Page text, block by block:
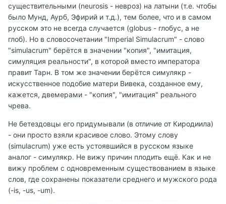
существительными (neurosis - невроз) на латыни (т.е. чтобы
было Мунд, Аурб, Эфирий и т.д.), тем более, что и в самом
русском это не всегда случается (globus - глобус, а не
глоб). Но в словосочетании "Imperial Simulacrum" - слово
"simulacrum" берётся в значении "копия", "имитация,
симуляция реальности", в которой вместо императора
правит Тарн. В том же значении берётся симулякр -
искусственное подобие матери Вивека, созданное ему,
кажется, двемерами - "копия", "имитация" реального
чрева.
Не бетездовцы его придумывали (в отличие от Киродиила)
- они просто взяли красивое слово. Этому слову
(simulacrum) уже есть устоявшийся в русском языке
аналог - симулякр. Не вижу причин плодить ещё. Как и не
вижу проблем с одновременным существованием в языке
слов, где сохранены показатели среднего и мужского рода
(-is, -us, -um).